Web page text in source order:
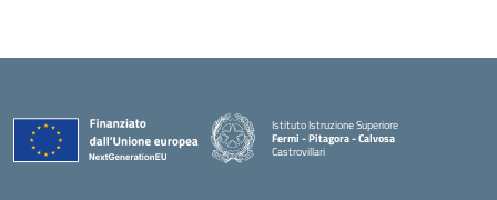
Istituto Istruzione Superiore
Fermi - Pitagora - Calvosa
Castrovillari